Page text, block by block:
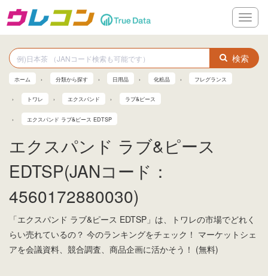
メ
ニ
ー
検索
ホーム 分類から探す 日用品 化粧品 フレグランス
トワレ エクスパンド ラブ&ピース
エクスパンド ラブ&ピース EDTSP
エクスパンド ラブ&ピース
EDTSP(JANコード：
4560172880030)
「エクスパンド ラブ&ピース EDTSP」は、トワレの市場でどれく
らい売れているの？ 今のランキングをチェック！ マーケットシェ
アを会議資料、競合調査、商品企画に活かそう！ (無料)